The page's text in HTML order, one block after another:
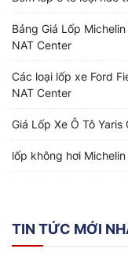
Bảng Giá Lốp
NAT Center
Các loại lốp xe Ford
NAT Center
Giá Lốp Xe Ô Tô
lốp không hơi
TIN TỨC MỚI